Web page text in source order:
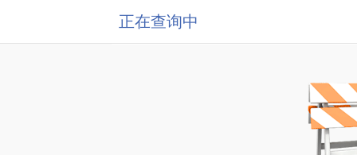
正在查询中